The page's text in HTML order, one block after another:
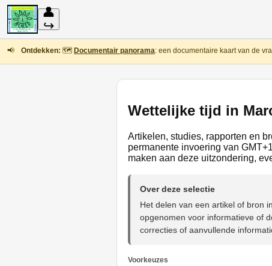
👤
↪
📢 Ontdekken: 🗺️ Documentair panorama: een documentaire kaart van de
Wettelijke tijd in
Artikelen, studies, rapporten en
permanente invoering van
maken aan deze uitzondering,
Over deze selectie
Het delen van een artikel of bron
opgenomen voor informatieve of
correcties of aanvullende
Voorkeuzes